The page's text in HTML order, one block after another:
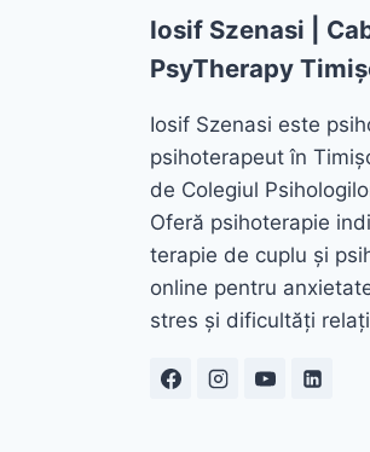
Iosif Szenasi |
PsyTherapy
Iosif Szenasi este
psihoterapeut în
de Colegiul
Oferă psihoterapie
terapie de cuplu și
online pentru
stres și dificultăți